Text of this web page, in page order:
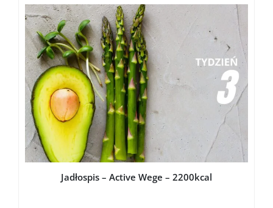
Jadłospis – Active Wege – 2200kcal